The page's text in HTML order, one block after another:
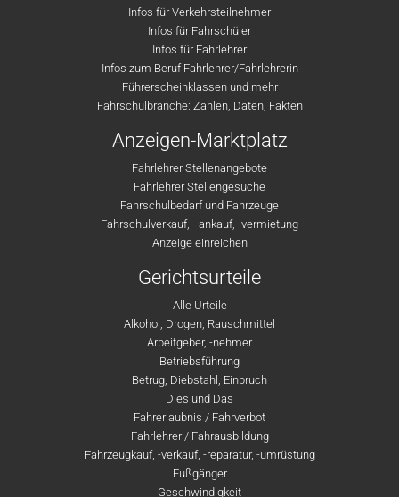
Infos für Verkehrsteilnehmer
Infos für Fahrschüler
Infos für Fahrlehrer
Infos zum Beruf Fahrlehrer/Fahrlehrerin
Führerscheinklassen und mehr
Fahrschulbranche: Zahlen, Daten, Fakten
Anzeigen-Marktplatz
Fahrlehrer Stellenangebote
Fahrlehrer Stellengesuche
Fahrschulbedarf und Fahrzeuge
Fahrschulverkauf, - ankauf, -vermietung
Anzeige einreichen
Gerichtsurteile
Alle Urteile
Alkohol, Drogen, Rauschmittel
Arbeitgeber, -nehmer
Betriebsführung
Betrug, Diebstahl, Einbruch
Dies und Das
Fahrerlaubnis / Fahrverbot
Fahrlehrer / Fahrausbildung
Fahrzeugkauf, -verkauf, -reparatur, -umrüstung
Fußgänger
Geschwindigkeit